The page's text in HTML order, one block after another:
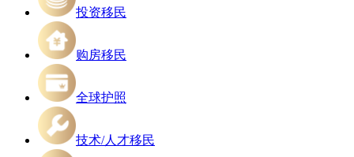
投资移民
购房移民
全球护照
技术/人才移民